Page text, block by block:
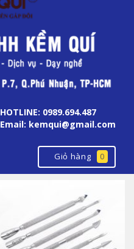
HOTLINE: 0989.694.487
Email: kemqui@gmail.com
Giỏ hàng 0